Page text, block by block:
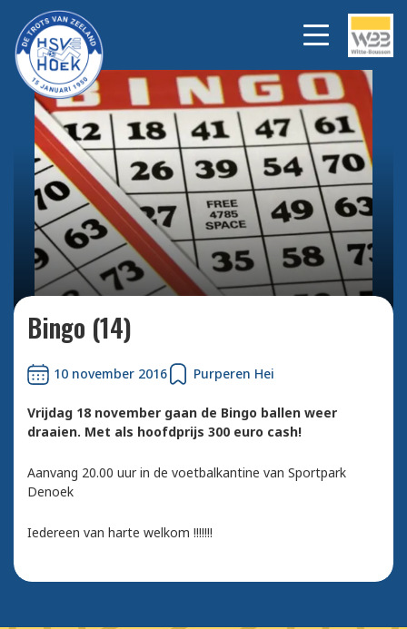
Bekijk alle foto's
Bingo (14)
10 november 2016 Purperen Hei
Vrijdag 18 november gaan de Bingo ballen weer
draaien. Met als hoofdprijs 300 euro cash!
Aanvang 20.00 uur in de voetbalkantine van Sportpark
Denoek
Iedereen van harte welkom !!!!!!!